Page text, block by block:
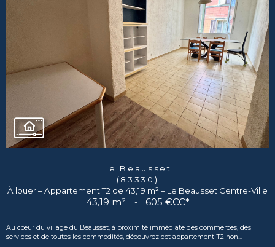
Le Beausset
(83330)
À louer – Appartement T2 de 43,19 m² – Le Beausset Centre-Ville
43,19 m² - 605 €CC*
Au cœur du village du Beausset, à proximité immédiate des commerces, des
services et de toutes les commodités, découvrez cet appartement T2 non...